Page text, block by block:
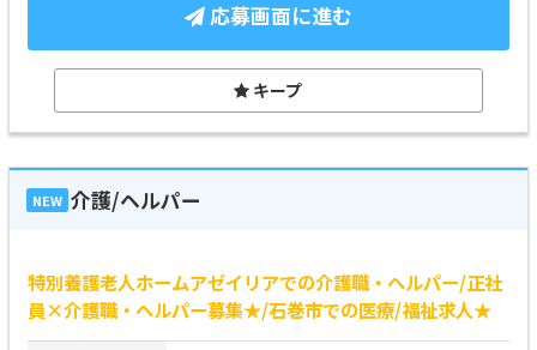
応募画面に進む
キープ
NEW 介護/ヘルパー
特別養護老人ホームアゼイリアでの介護職・ヘルパー/正社
員×介護職・ヘルパー募集★/石巻市での医療/福祉求人★